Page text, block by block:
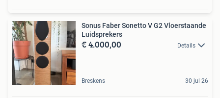
Sonus Faber Sonetto V G2 Vloerstaande
Luidsprekers
€ 4.000,00 Details
Breskens 30 jul 26